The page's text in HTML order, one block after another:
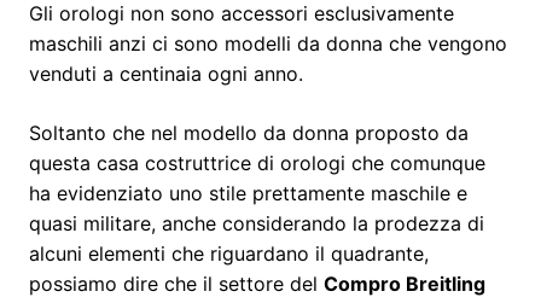
Gli orologi non sono accessori esclusivamente
maschili anzi ci sono modelli da donna che vengono
venduti a centinaia ogni anno.
Soltanto che nel modello da donna proposto da
questa casa costruttrice di orologi che comunque
ha evidenziato uno stile prettamente maschile e
quasi militare, anche considerando la prodezza di
alcuni elementi che riguardano il quadrante,
possiamo dire che il settore del Compro Breitling